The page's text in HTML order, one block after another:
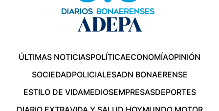
ÚLTIMAS NOTICIASPOLÍTICAECONOMÍAOPINIÓN
SOCIEDADPOLICIALESADN BONAERENSE
ESTILO DE VIDAMEDIOSEMPRESASDEPORTES